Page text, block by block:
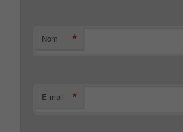
Nom *
E-mail *